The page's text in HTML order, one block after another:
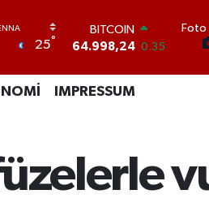
25°
DOLAR
47,7436 0.18
STERLİN
BİST100
13.779
-14
Foto
IMPRESSUM